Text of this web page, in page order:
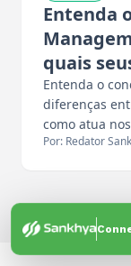
Entenda
quais
Entenda o
diferenças
como atua
Por: Redator